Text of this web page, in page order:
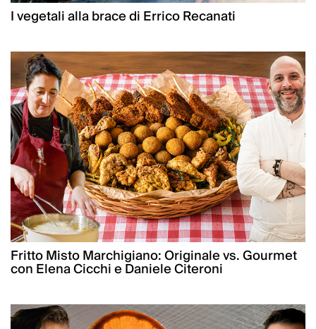
I vegetali alla brace di Errico Recanati
Fritto Misto Marchigiano: Originale vs. Gourmet
con Elena Cicchi e Daniele Citeroni